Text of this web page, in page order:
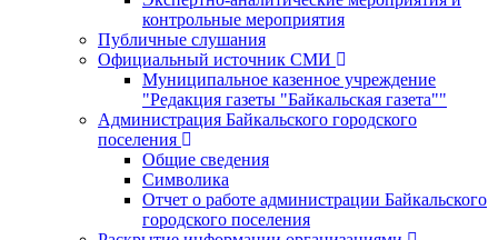
контрольные мероприятия
Публичные слушания
Официальный источник СМИ
Муниципальное казенное учреждение
"Редакция газеты "Байкальская газета""
Администрация Байкальского городского
поселения
Общие сведения
Символика
Отчет о работе администрации Байкальского
городского поселения